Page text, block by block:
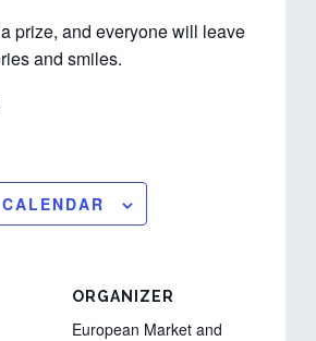
prize, and everyone will leave
and smiles.
ORGANIZER
European Market and